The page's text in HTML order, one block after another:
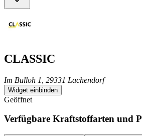
CLASSIC
Im Bulloh 1, 29331 Lachendorf
Widget einbinden
Geöffnet
Verfügbare Kraftstoffarten und